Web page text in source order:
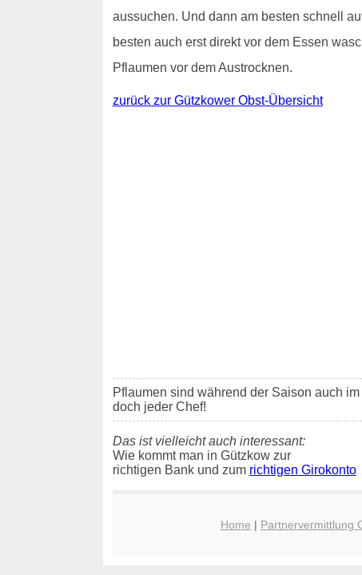
aussuchen. Und dann am besten schnell
besten auch erst direkt vor dem Essen
Pflaumen vor dem Austrocknen.
zurück zur Gützkower Obst-Übersicht
Pflaumen sind während der Saison auch im
doch jeder Chef!
Das ist vielleicht auch interessant:
Wie kommt man in Gützkow zur
richtigen Bank und zum richtigen Girokonto
Home | Partnervermittlung